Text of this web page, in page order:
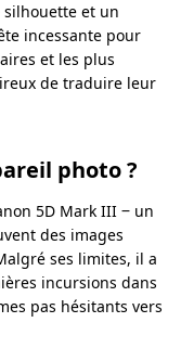
et un
incessante pour
et les plus
de traduire leur
photo ?
5D Mark III ‒ un
des images
ses limites, il a
incursions dans
pas hésitants vers